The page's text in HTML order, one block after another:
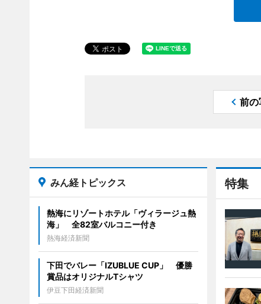
前の
特集
みん経トピックス
熱海にリゾートホテル「ヴィラージュ熱
海」 全82室バルコニー付き
熱海経済新聞
下田でバレー「IZUBLUE CUP」 優勝
賞品はオリジナルTシャツ
伊豆下田経済新聞